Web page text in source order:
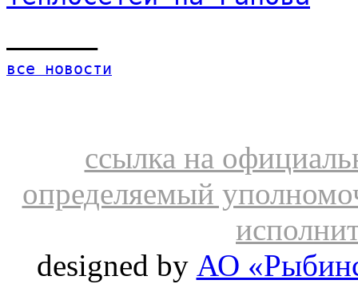
все новости
ссылка на
определяемый
designed by АО